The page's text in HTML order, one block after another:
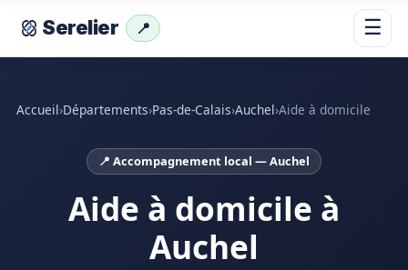
Serelier 📍 ☰
Accueil›Départements›Pas-de-Calais›Auchel›Aide à domicile
📍 Accompagnement local — Auchel
Aide à domicile à
Auchel